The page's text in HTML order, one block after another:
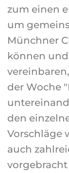
zum einen
um
Münchner
können
der Woche
den
Vorschläge
auch